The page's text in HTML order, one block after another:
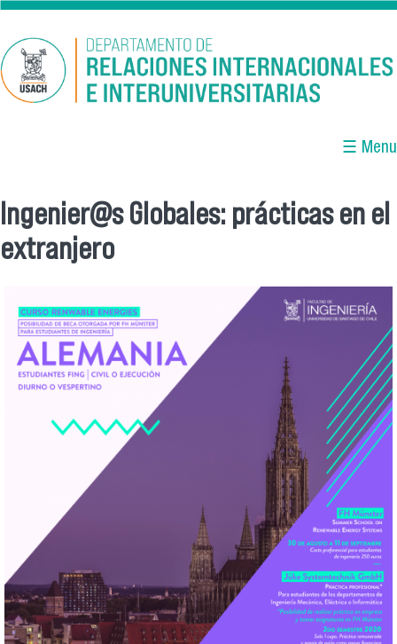
Pasar al contenido principal
☰ Menu
Se encuentra usted aquí
Ingenier@s Globales: prácticas en el
extranjero